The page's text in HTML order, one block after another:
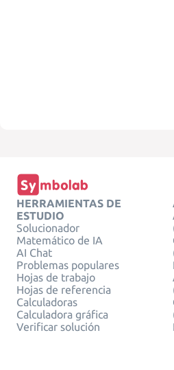
HERRAMIENTAS DE
ESTUDIO
Solucionador
Matemático de IA
AI Chat
Problemas populares
Hojas de trabajo
Hojas de referencia
Calculadoras
Calculadora gráfica
Verificar solución